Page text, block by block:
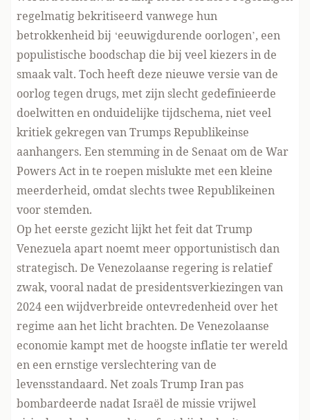
regelmatig bekritiseerdvanwege hun
betrokkenheid bij ‘eeuwigdurende oorlogen’, een
populistische boodschap die bij veel kiezers in de
smaak valt. Toch heeft deze nieuwe versie van de
oorlog tegen drugs, met zijn slecht gedefinieerde
doelwitten en onduidelijke tijdschema, niet veel
kritiek gekregen van Trumps Republikeinse
aanhangers. Een stemming in de Senaat om de War
Powers Act in te roepen mislukte met een kleine
meerderheid, omdat slechts twee Republikeinen
voor stemden.
Op het eerste gezicht lijkt het feit dat Trump
Venezuela apart noemt meer opportunistisch dan
strategisch. De Venezolaanse regering is relatief
zwak, vooral nadat de presidentsverkiezingen van
2024 een wijdverbreide ontevredenheid over het
regime aan het licht brachten. De Venezolaanse
economie kampt met de hoogste inflatie ter wereld
en een ernstige verslechtering van de
levensstandaard. Net zoals Trump Iran pas
bombardeerde nadat Israël de missie vrijwel